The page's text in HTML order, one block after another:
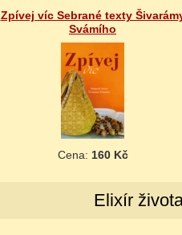
Zpívej víc Sebrané texty
Svámího
Cena: 160 Kč
Elixír